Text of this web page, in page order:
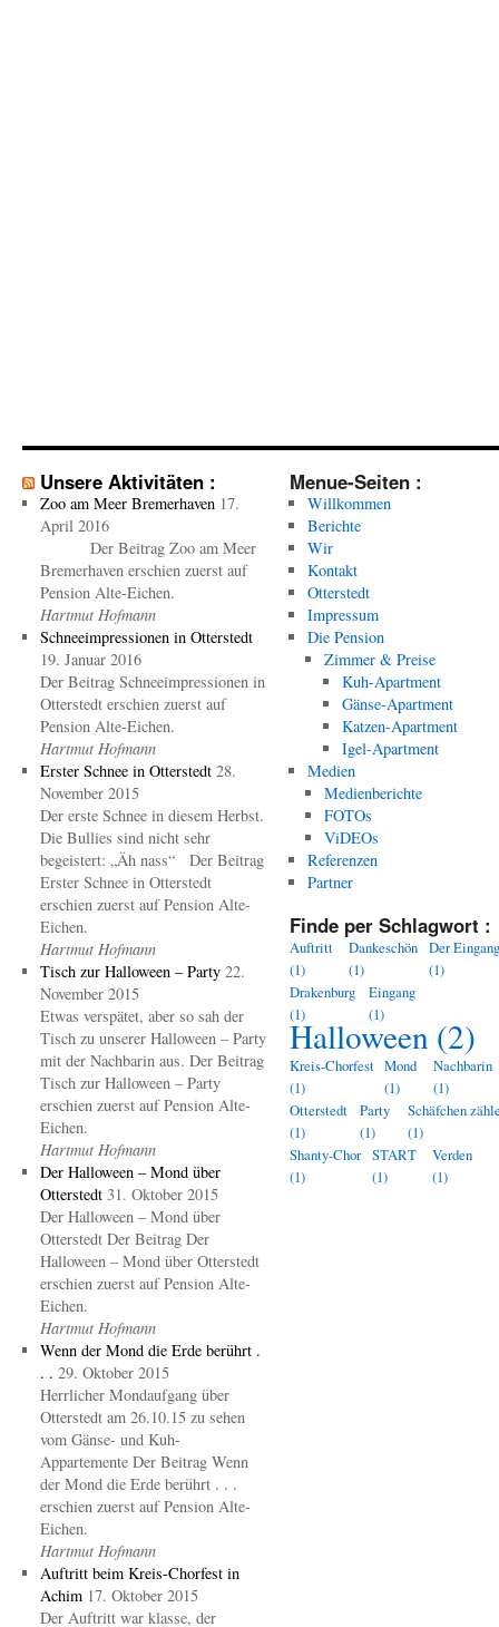
Unsere Aktivitäten :
Zoo am Meer Bremerhaven 17.
April 2016
Der Beitrag Zoo am Meer
Bremerhaven erschien zuerst auf
Pension Alte-Eichen.
Hartmut Hofmann
Schneeimpressionen in Otterstedt
19. Januar 2016
Der Beitrag Schneeimpressionen in
Otterstedt erschien zuerst auf
Pension Alte-Eichen.
Hartmut Hofmann
Erster Schnee in Otterstedt 28.
November 2015
Der erste Schnee in diesem Herbst.
Die Bullies sind nicht sehr
begeistert: „Äh nass“ Der Beitrag
Erster Schnee in Otterstedt
erschien zuerst auf Pension Alte-
Eichen.
Hartmut Hofmann
Tisch zur Halloween – Party 22.
November 2015
Etwas verspätet, aber so sah der
Tisch zu unserer Halloween – Party
mit der Nachbarin aus. Der Beitrag
Tisch zur Halloween – Party
erschien zuerst auf Pension Alte-
Eichen.
Hartmut Hofmann
Der Halloween – Mond über
Otterstedt 31. Oktober 2015
Der Halloween – Mond über
Otterstedt Der Beitrag Der
Halloween – Mond über Otterstedt
erschien zuerst auf Pension Alte-
Eichen.
Hartmut Hofmann
Wenn der Mond die Erde berührt .
. . 29. Oktober 2015
Herrlicher Mondaufgang über
Otterstedt am 26.10.15 zu sehen
vom Gänse- und Kuh-
Appartemente Der Beitrag Wenn
der Mond die Erde berührt . . .
erschien zuerst auf Pension Alte-
Eichen.
Hartmut Hofmann
Auftritt beim Kreis-Chorfest in
Achim 17. Oktober 2015
Der Auftritt war klasse, der
Menue-Seiten :
Willkommen
Berichte
Wir
Kontakt
Otterstedt
Impressum
Die Pension
Zimmer & Preise
Kuh-Apartment
Gänse-Apartment
Katzen-Apartment
Igel-Apartment
Medien
Medienberichte
FOTOs
ViDEOs
Referenzen
Partner
Finde per Schlagwort :
Auftritt
(1)
Dankeschön
(1)
Der Eingang
(1)
Drakenburg
(1)
Eingang
(1)
Halloween (2)
Kreis-Chorfest
(1)
Mond
(1)
Nachbarin
(1)
Otterstedt
(1)
Party
(1)
Schäfchen
(1)
Shanty-Chor
(1)
START
(1)
Verden
(1)